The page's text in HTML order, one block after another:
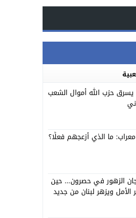
حزب الله أموال الشعب
معراب: ما الذي أزعجهم فعلًا؟
الزهور في حصرون… حين
الأمل ويزهر لبنان من جديد